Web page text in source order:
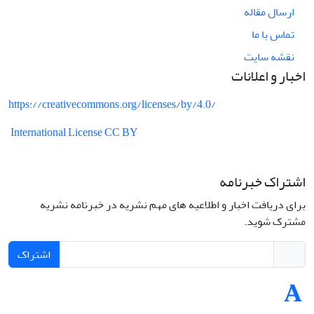
ارسال مقاله
تماس با ما
نقشه سایت
اخبار و اعلانات
https://creativecommons.org/licenses/by/4.0/
International License CC BY
اشتراک خبرنامه
برای دریافت اخبار و اطلاعیه های مهم نشریه در خبرنامه نشریه
مشترک شوید.
اشتراک